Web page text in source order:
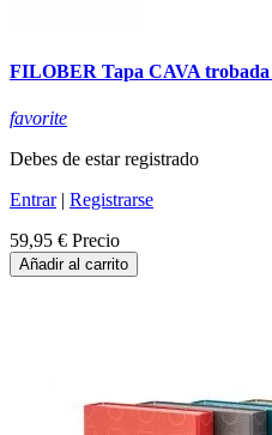
FILOBER Tapa CAVA trobada
favorite
Debes de estar registrado
Entrar| Registrarse
59,95 € Precio
Añadir al carrito